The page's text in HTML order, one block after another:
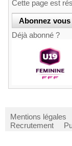
Cette page est
Déjà abonné ?
Mentions légales
Recrutement